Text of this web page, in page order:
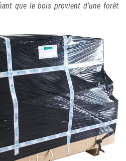
que le bois provient d'une forêt